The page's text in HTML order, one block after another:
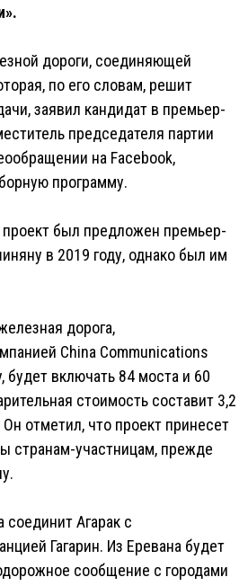
дороги, соединяющей
по его словам, решит
заявил кандидат в премьер-
председателя партии
на Facebook,
программу.
был предложен премьер-
в 2019 году, однако был им
дорога,
China Communications
будет включать 84 моста и 60
стоимость составит 3,2
отметил, что проект принесет
странам-участницам, прежде
соединит Агарак с
Гагарин. Из Еревана будет
сообщение с городами